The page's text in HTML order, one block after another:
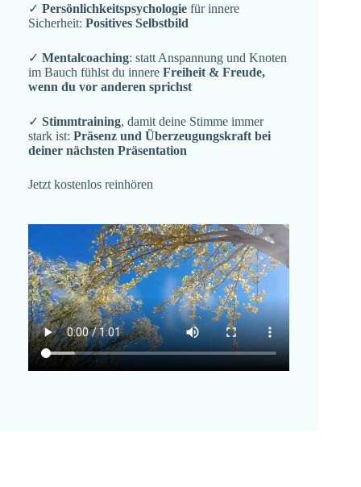
✓ Persönlichkeitspsychologie für innere
Sicherheit: Positives Selbstbild
✓ Mentalcoaching: statt Anspannung und Knoten
im Bauch fühlst du innere Freiheit & Freude,
wenn du vor anderen sprichst
✓ Stimmtraining, damit deine Stimme immer
stark ist: Präsenz und Überzeugungskraft bei
deiner nächsten Präsentation
Jetzt kostenlos reinhören